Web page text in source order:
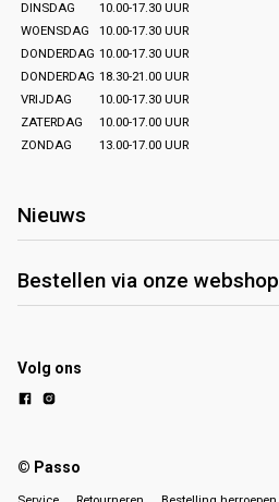
DINSDAG
10.00-17.30 UUR
WOENSDAG
10.00-17.30 UUR
DONDERDAG 10.00-17.30 UUR
DONDERDAG 18.30-21.00 UUR
VRIJDAG
10.00-17.30 UUR
ZATERDAG
10.00-17.00 UUR
ZONDAG
13.00-17.00 UUR
Nieuws
Bestellen via onze webshop
Volg ons
© Passo